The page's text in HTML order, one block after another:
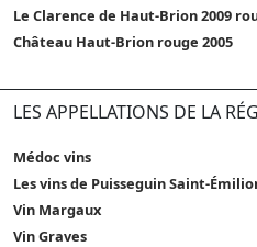
Le Clarence de Haut-Brion 2009
Château Haut-Brion rouge 2005
LES APPELLATIONS DE LA
Médoc vins
Les vins de Puisseguin Saint-
Vin Margaux
Vin Graves